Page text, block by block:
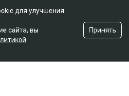
для улучшения
сайта, вы
Принять